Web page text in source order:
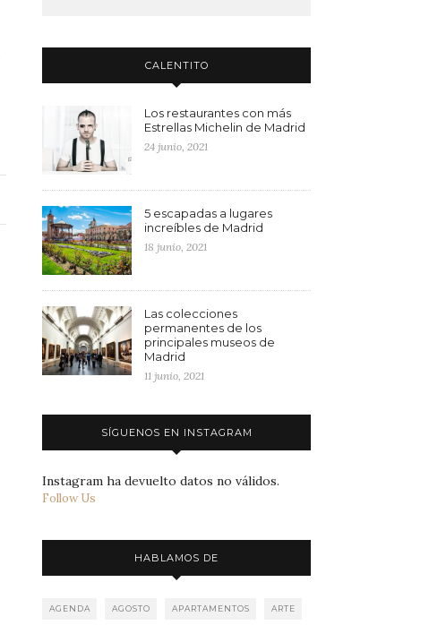
CALENTITO
Los restaurantes con más
Estrellas Michelin de Madrid
24 junio, 2021
5 escapadas a lugares
increíbles de Madrid
18 junio, 2021
Las colecciones
permanentes de los
principales museos de
Madrid
11 junio, 2021
SÍGUENOS EN INSTAGRAM
Instagram ha devuelto datos no válidos.
Follow Us
HABLAMOS DE
AGENDA AGOSTO APARTAMENTOS ARTE